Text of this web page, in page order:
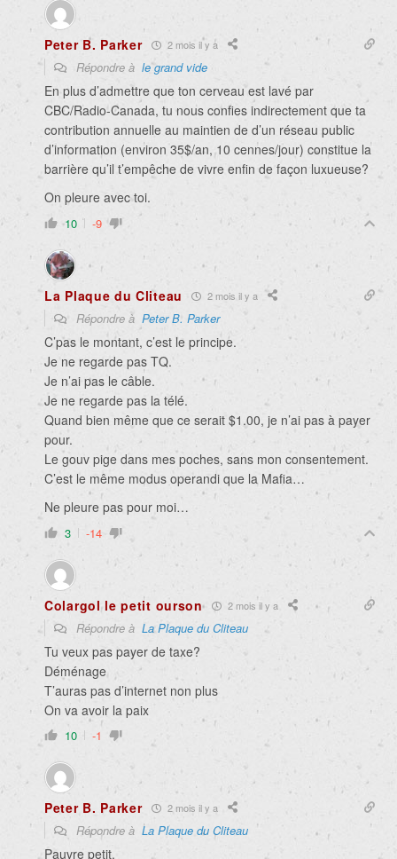
Peter B. Parker 2 mois il y a
Répondre à le grand vide
En plus d’admettre que ton cerveau est lavé par
CBC/Radio-Canada, tu nous confies indirectement que ta
contribution annuelle au maintien de d’un réseau public
d’information (environ 35$/an, 10 cennes/jour) constitue la
barrière qu’il t’empêche de vivre enfin de façon luxueuse?
On pleure avec toi.
10 -9
La Plaque du Cliteau 2 mois il y a
Répondre à Peter B. Parker
C’pas le montant, c’est le principe.
Je ne regarde pas TQ.
Je n’ai pas le câble.
Je ne regarde pas la télé.
Quand bien même que ce serait $1.00, je n’ai pas à payer
pour.
Le gouv pige dans mes poches, sans mon consentement.
C’est le même modus operandi que la Mafia…
Ne pleure pas pour moi…
3 -14
Colargol le petit ourson 2 mois il y a
Répondre à La Plaque du Cliteau
Tu veux pas payer de taxe?
Déménage
T’auras pas d’internet non plus
On va avoir la paix
10 -1
Peter B. Parker 2 mois il y a
Répondre à La Plaque du Cliteau
Pauvre petit.